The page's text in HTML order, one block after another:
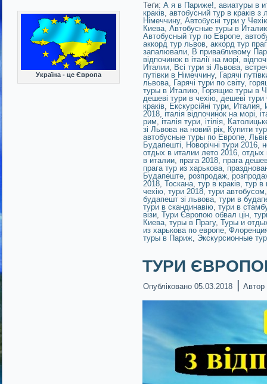
Україна - це Європа
Теґи: А я в Париже!, авиатуры в
краків, автобусний тур в краків з
Німеччину, Автобусні тури у
Киева, Автобусные туры в
Автобусный тур по Европе,
аккорд тур львов, аккорд тур
запалювали, В привабливому
відпочинок в італії на морі,
Италии, Всі тури зі Львова,
путівки в Німеччину, Гарячі
львова, Гарячі тури по світу,
туры в Италию, Горящие туры в
дешеві тури в чехію, дешеві
краків, Екскурсійні тури, Италия,
2018, італія відпочинок на морі,
рим, італія тури, ітілія,
зі Львова на новий рік, Купити
автобусные туры по Европе,
Будапешті, Новорічні тури 2016,
отдых в италии лето 2016, отдых
в италии, прага 2018, прага
прага тур из харькова,
Будапеште, розпродаж,
2018, Тоскана, тур в краків, тур в
чехію, тури 2018, тури автобусом
будапешт зі львова, тури в
тури в скандинавію, тури в
візи, Тури Європою обвал цін,
Киева, туры в Прагу, Туры и
из харькова по европе,
туры в Париж, Экскурсионные
ТУРИ
Опубліковано 05.03.2018 | Автор